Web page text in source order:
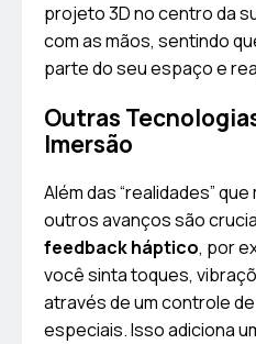
projeto 3D no centro da
com as mãos, sentindo
parte do seu espaço e
Outras
Imersão
Além das “realidades”
outros avanços são
feedback háptico, por
você sinta toques,
através de um controle
especiais. Isso adiciona